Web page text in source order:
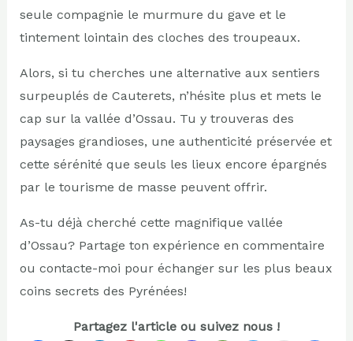
seule compagnie le murmure du gave et le
tintement lointain des cloches des troupeaux.
Alors, si tu cherches une alternative aux sentiers
surpeuplés de Cauterets, n’hésite plus et mets le
cap sur la vallée d’Ossau. Tu y trouveras des
paysages grandioses, une authenticité préservée et
cette sérénité que seuls les lieux encore épargnés
par le tourisme de masse peuvent offrir.
As-tu déjà cherché cette magnifique vallée
d’Ossau? Partage ton expérience en commentaire
ou contacte-moi pour échanger sur les plus beaux
coins secrets des Pyrénées!
Partagez l'article ou suivez nous !